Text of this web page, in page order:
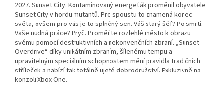
2027. Sunset City. Kontaminovaný energeťák proměnil obyvatele
Sunset City v hordu mutantů. Pro spoustu to znamená konec
světa, ovšem pro vás je to splněný sen. Váš starý šéf? Po smrti.
Vaše nudná práce? Pryč. Proměňte rozlehlé město k obrazu
svému pomocí destruktivních a nekonvenčních zbraní. „Sunset
Overdrive“ díky unikátním zbraním, šílenému tempu a
upravitelným speciálním schopnostem mění pravidla tradičních
stříleček a nabízí tak totálně ujeté dobrodružství. Exkluzivně na
konzoli Xbox One.